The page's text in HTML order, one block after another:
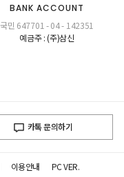
BANK ACCOUNT
국민 647701 - 04 - 142351
예금주 : (주)삼신
카톡 문의하기
이용안내 PC VER.